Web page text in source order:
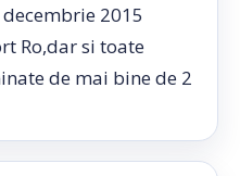
2015
Ro,dar si toate
de mai bine de 2